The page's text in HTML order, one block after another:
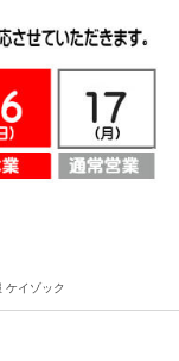
ケイゾック